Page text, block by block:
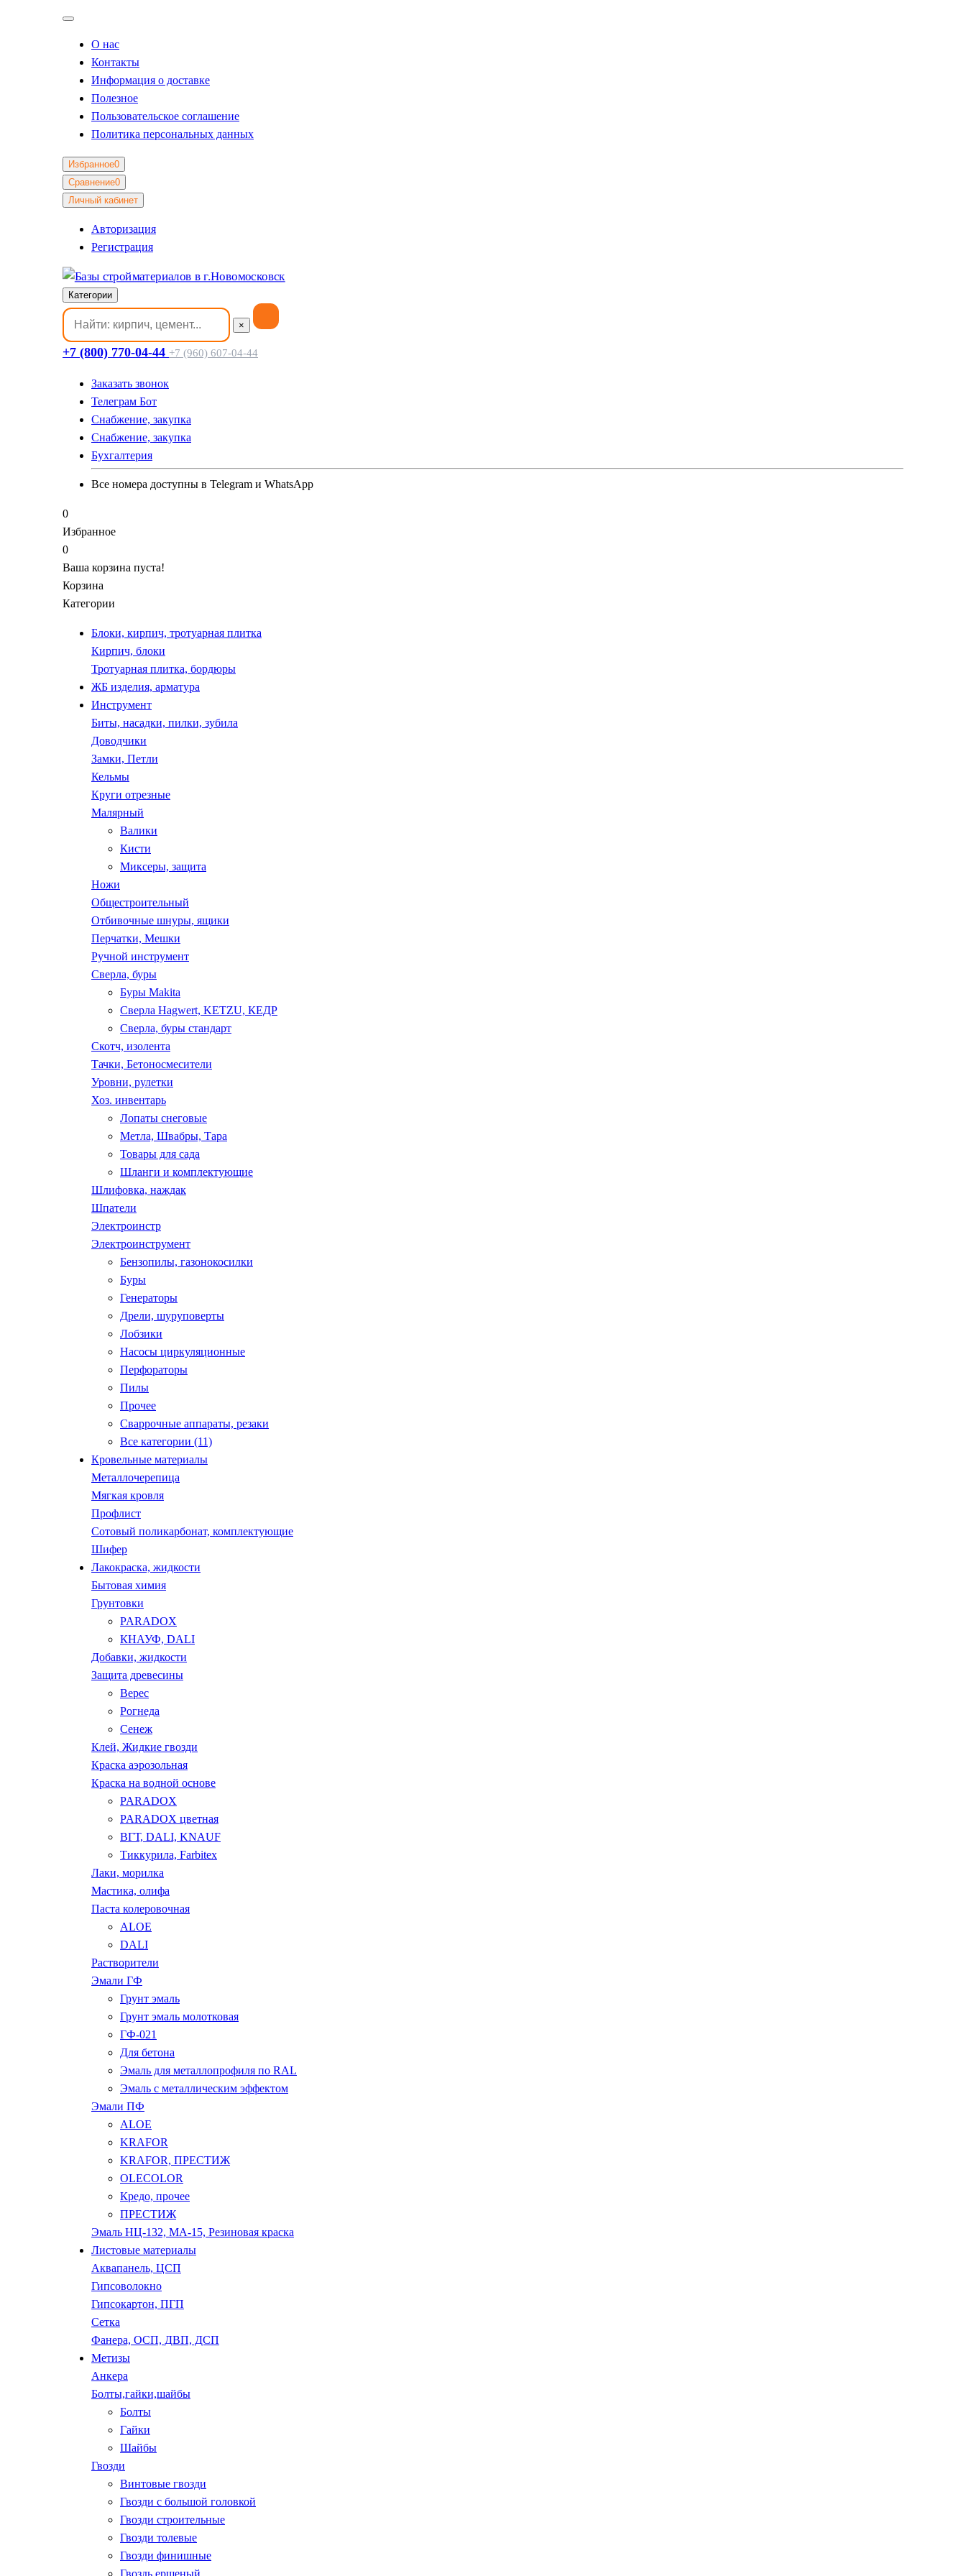
О нас
Контакты
Информация о доставке
Полезное
Пользовательское соглашение
Политика персональных данных
Избранное0
Сравнение0
Личный кабинет
Авторизация
Регистрация
Категории
×
+7 (800) 770-04-44 +7 (960) 607-04-44
Заказать звонок
Телеграм Бот
Cнабжение, закупка
Cнабжение, закупка
Бухгалтерия
Все номера доступны в Telegram и WhatsApp
0
Избранное
0
Ваша корзина пуста!
Корзина
Категории
Блоки, кирпич, тротуарная плитка
Кирпич, блоки
Тротуарная плитка, бордюры
ЖБ изделия, арматура
Инструмент
Биты, насадки, пилки, зубила
Доводчики
Замки, Петли
Кельмы
Круги отрезные
Малярный
Валики
Кисти
Миксеры, защита
Ножи
Общестроительный
Отбивочные шнуры, ящики
Перчатки, Мешки
Ручной инструмент
Сверла, буры
Буры Makita
Сверла Hagwert, KETZU, КЕДР
Сверла, буры стандарт
Скотч, изолента
Тачки, Бетоносмесители
Уровни, рулетки
Хоз. инвентарь
Лопаты снеговые
Метла, Швабры, Тара
Товары для сада
Шланги и комплектующие
Шлифовка, наждак
Шпатели
Электроинстр
Электроинструмент
Бензопилы, газонокосилки
Буры
Генераторы
Дрели, шуруповерты
Лобзики
Насосы циркуляционные
Перфораторы
Пилы
Прочее
Сваррочные аппараты, резаки
Все категории (11)
Кровельные материалы
Металлочерепица
Мягкая кровля
Профлист
Сотовый поликарбонат, комплектующие
Шифер
Лакокраска, жидкости
Бытовая химия
Грунтовки
PARADOX
КНАУФ, DALI
Добавки, жидкости
Защита древесины
Верес
Рогнеда
Сенеж
Клей, Жидкие гвозди
Краска аэрозольная
Краска на водной основе
PARADOX
PARADOX цветная
ВГТ, DALI, KNAUF
Тиккурила, Farbitex
Лаки, морилка
Мастика, олифа
Паста колеровочная
ALOE
DALI
Растворители
Эмали ГФ
Грунт эмаль
Грунт эмаль молотковая
ГФ-021
Для бетона
Эмаль для металлопрофиля по RAL
Эмаль с металлическим эффектом
Эмали ПФ
ALOE
KRAFOR
KRAFOR, ПРЕСТИЖ
OLECOLOR
Кредо, прочее
ПРЕСТИЖ
Эмаль НЦ-132, МА-15, Резиновая краска
Листовые материалы
Аквапанель, ЦСП
Гипсоволокно
Гипсокартон, ПГП
Сетка
Фанера, ОСП, ДВП, ДСП
Метизы
Анкера
Болты,гайки,шайбы
Болты
Гайки
Шайбы
Гвозди
Винтовые гвозди
Гвозди с большой головкой
Гвозди строительные
Гвозди толевые
Гвозди финишные
Гвоздь ершеный